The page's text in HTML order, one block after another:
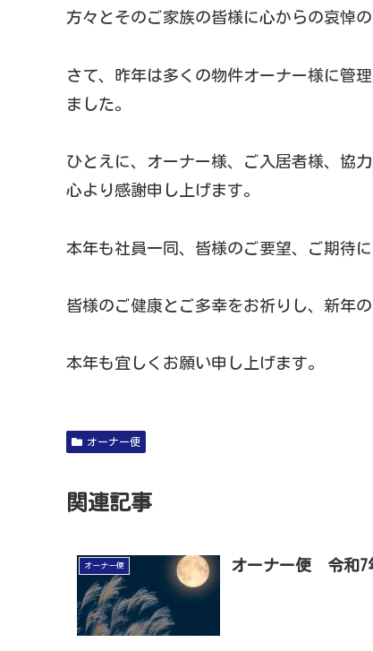
方々とそのご家族の皆様に心からの哀悼の
さて、昨年は多くの物件オーナー様に管
ました。
ひとえに、オーナー様、ご入居者様、協
心より感謝申し上げます。
本年も社員一同、皆様のご要望、ご期待
皆様のご健康とご多幸をお祈りし、新年
本年も宜しくお願い申し上げます。
オーナー便
関連記事
オーナー便 オーナー便 令和7